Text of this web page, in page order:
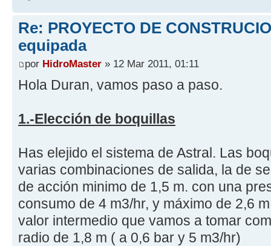
Re: PROYECTO DE
equipada
por HidroMaster » 12 Mar 2011, 01:11
Hola Duran, vamos paso a paso.
1.-Elección de boquillas
Has elejido el sistema de Astral. Las
varias combinaciones de salida, la de
de acción minimo de 1,5 m. con una
consumo de 4 m3/hr, y máximo de 2,6
valor intermedio que vamos a tomar
radio de 1,8 m ( a 0,6 bar y 5 m3/hr)